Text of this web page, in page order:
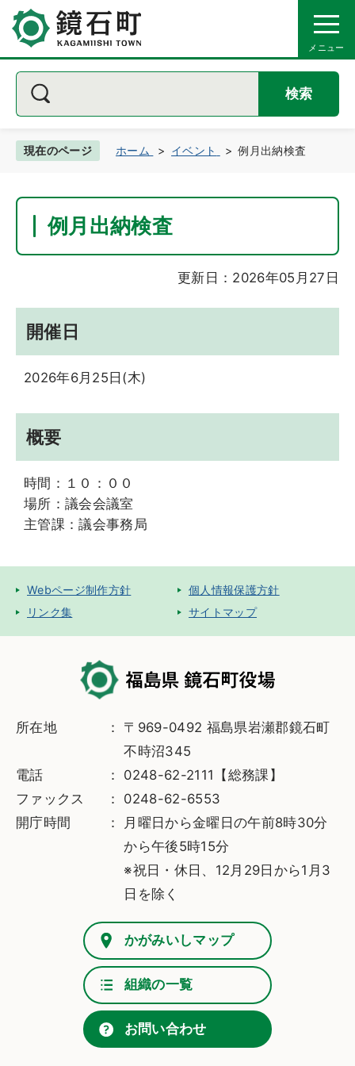
検索
現在のページ ホーム イベント 例月出納検査
例月出納検査
更新日：2026年05月27日
開催日
2026年6月25日(木)
概要
時間：１０：００
場所：議会会議室
主管課：議会事務局
Webページ制作方針
個人情報保護方針
リンク集
サイトマップ
所在地
〒969-0492 福島県岩瀬郡鏡石町
不時沼345
電話
0248-62-2111【総務課】
ファックス
0248-62-6553
開庁時間
月曜日から金曜日の午前8時30分
から午後5時15分
※祝日・休日、12月29日から1月3
日を除く
かがみいしマップ
組織の一覧
お問い合わせ